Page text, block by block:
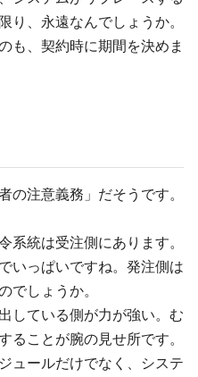
り、永遠なんでしょうか。
も、契約時に期間を決めま
の注意義務」だそうです。
系統は受注側にあります。
いっぱいですね。発注側は
でしょうか。
している側が力が強い。む
ることが腕の見せ所です。
ュールだけでなく、システ